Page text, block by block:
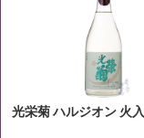
光栄菊 ハルジオン 火入